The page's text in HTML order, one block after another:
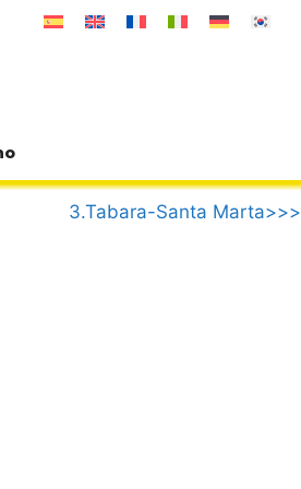
3.Tabara-Santa Marta>>>